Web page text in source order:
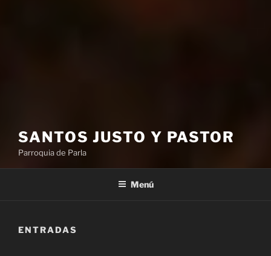
SANTOS JUSTO Y PASTOR
Parroquia de Parla
Menú
ENTRADAS